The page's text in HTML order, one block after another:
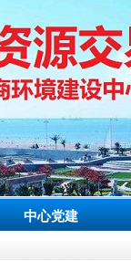
中心党建